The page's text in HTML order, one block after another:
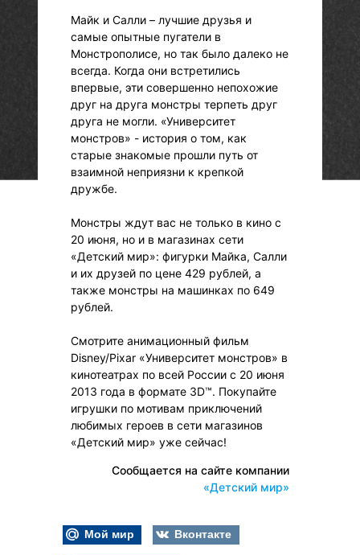
Майк и Салли – лучшие друзья и
самые опытные пугатели в
Монстрополисе, но так было далеко не
всегда. Когда они встретились
впервые, эти совершенно непохожие
друг на друга монстры терпеть друг
друга не могли. «Университет
монстров» - история о том, как
старые знакомые прошли путь от
взаимной неприязни к крепкой
дружбе.
Монстры ждут вас не только в кино с
20 июня, но и в магазинах сети
«Детский мир»: фигурки Майка, Салли
и их друзей по цене 429 рублей, а
также монстры на машинках по 649
рублей.
Смотрите анимационный фильм
Disney/Pixar «Университет монстров» в
кинотеатрах по всей России с 20 июня
2013 года в формате 3D™. Покупайте
игрушки по мотивам приключений
любимых героев в сети магазинов
«Детский мир» уже сейчас!
Сообщается на сайте компании
«Детский мир»
Мой мир
Вконтакте